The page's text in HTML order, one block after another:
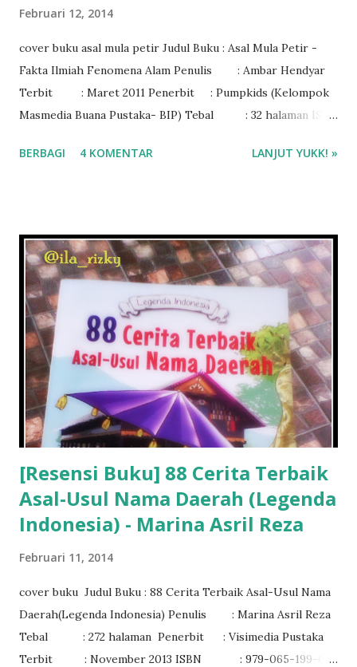
Februari 12, 2014
cover buku asal mula petir Judul Buku : Asal Mula Petir -
Fakta Ilmiah Fenomena Alam Penulis : Ambar Hendyar
Terbit : Maret 2011 Penerbit : Pumpkids (Kelompok
Masmedia Buana Pustaka- BIP) Tebal : 32 halaman ISBN
BERBAGI 4 KOMENTAR LANJUT YUKK! »
[Resensi Buku] 88 Cerita Terbaik
Asal-Usul Nama Daerah (Legenda
Indonesia) - Marina Asril Reza
Februari 11, 2014
cover buku Judul Buku : 88 Cerita Terbaik Asal-Usul Nama
Daerah(Legenda Indonesia) Penulis : Marina Asril Reza
Tebal : 272 halaman Penerbit : Visimedia Pustaka
Terbit : November 2013 ISBN : 979-065-199-6